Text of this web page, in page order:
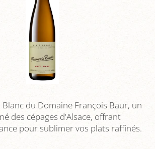
du Domaine François Baur, un
des cépages d'Alsace, offrant
pour sublimer vos plats raffinés.